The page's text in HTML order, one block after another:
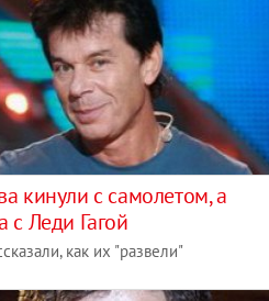
кинули с самолетом, а
с Леди Гагой
как их "развели"